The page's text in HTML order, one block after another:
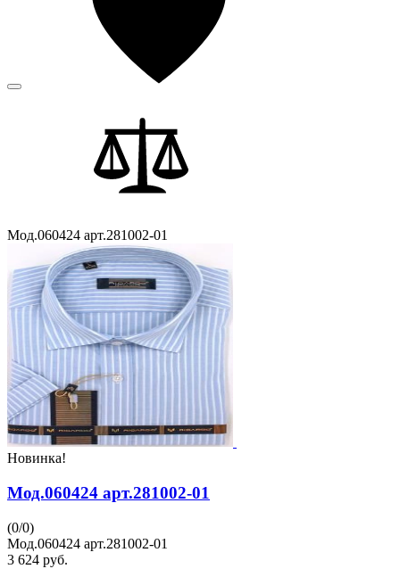
Мод.060424 арт.281002-01
Новинка!
Мод.060424 арт.281002-01
(0/0)
Мод.060424 арт.281002-01
3 624 руб.